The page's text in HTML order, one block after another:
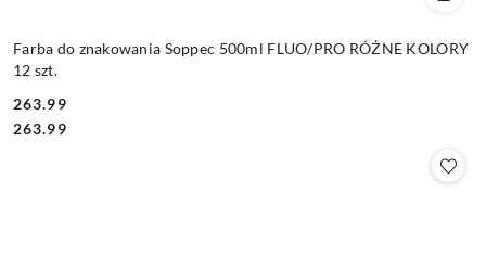
Farba do znakowania Soppec 500ml FLUO/PRO RÓŻNE KOLORY
12 szt.
Cena:
263.99
Cena:
263.99